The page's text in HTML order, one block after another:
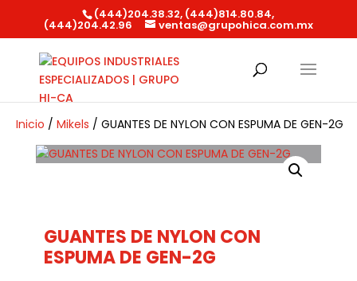
(444)204.38.32, (444)814.80.84,
(444)204.42.96 ventas@grupohica.com.mx
Inicio / Mikels / GUANTES DE NYLON CON ESPUMA DE GEN-2G
GUANTES DE NYLON CON
ESPUMA DE GEN-2G